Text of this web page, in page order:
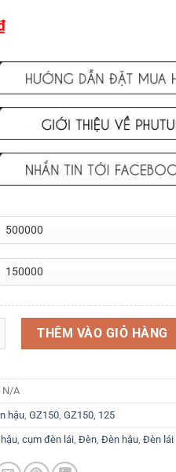
Đèn sau Suzuki GZ150A Hàng
THÊM VÀO GIỎ HÀNG
N/A
hậu ,GZ150 ,GZ150, 125
,cụm đèn lái ,Đèn ,Đèn hậu ,Đèn lái